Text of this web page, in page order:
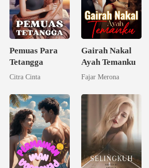
Pemuas Para
Tetangga
Citra Cinta
Gairah Nakal
Ayah Temanku
Fajar Merona